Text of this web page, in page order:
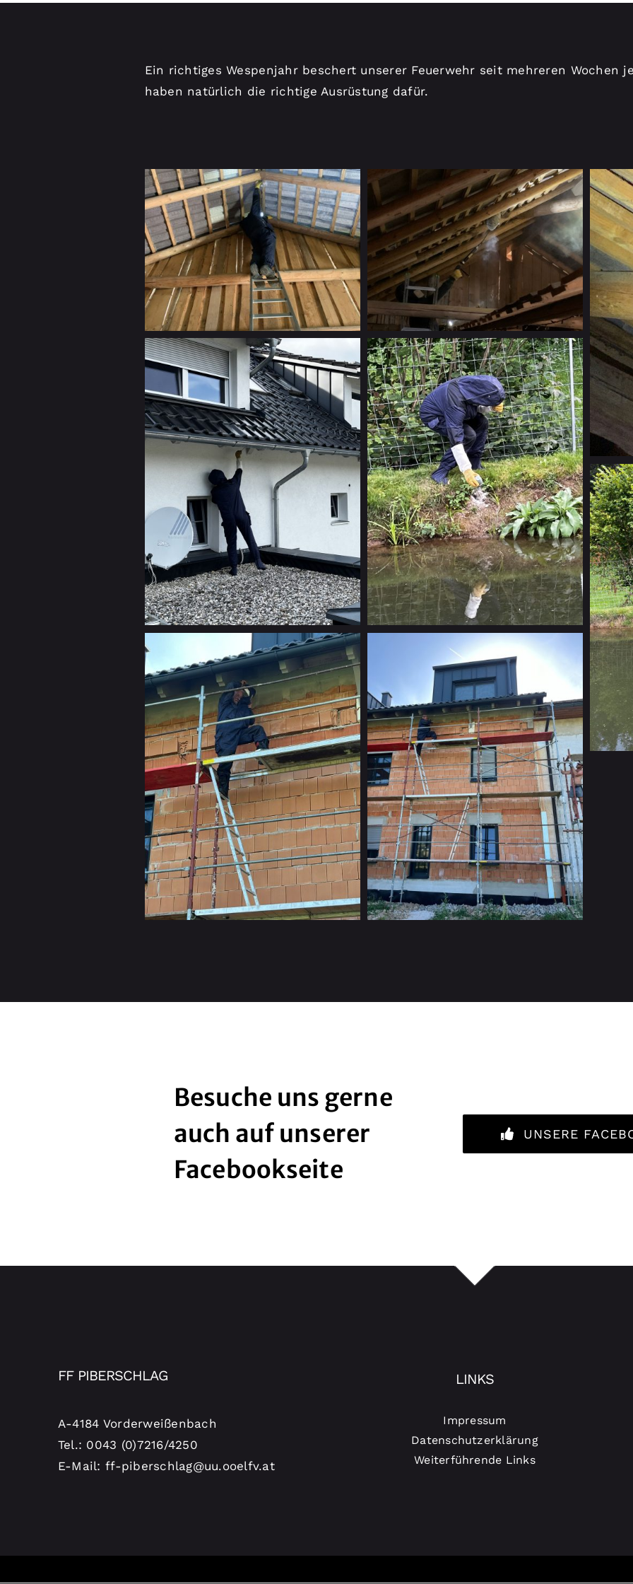
Ein richtiges Wespenjahr beschert unserer Feuerwehr seit mehreren Wochen
haben natürlich die richtige Ausrüstung dafür.
Besuche uns gerne
auch auf unserer
Facebookseite
UNSERE
FF PIBERSCHLAG
A-4184 Vorderweißenbach
Tel.: 0043 (0)7216/4250
E-Mail: ff-piberschlag@uu.ooelfv.at
LINKS
Impressum
Datenschutzerklärung
Weiterführende Links